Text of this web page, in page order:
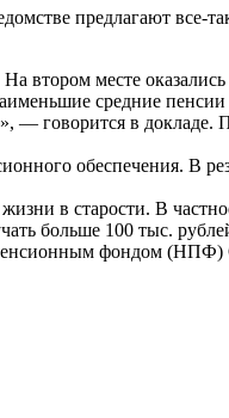
предлагают все-
втором месте
средние
— говорится в
обеспечения. В
в старости. В
больше 100 тыс.
пенсионным фондом (НПФ)